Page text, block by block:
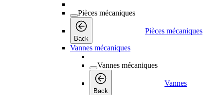
Pièces mécaniques
Back
Pièces mécaniques
Vannes mécaniques
Vannes mécaniques
Back
Vannes